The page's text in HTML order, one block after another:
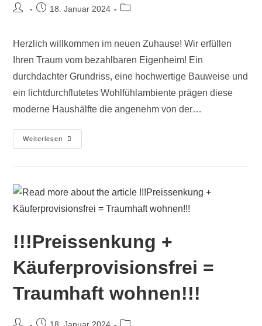
18. Januar 2024
Herzlich willkommen im neuen Zuhause! Wir erfüllen
Ihren Traum vom bezahlbaren Eigenheim! Ein
durchdachter Grundriss, eine hochwertige Bauweise und
ein lichtdurchflutetes Wohlfühlambiente prägen diese
moderne Haushälfte die angenehm von der…
Weiterlesen
!!!Preissenkung +
Käuferprovisionsfrei =
Traumhaft wohnen!!!